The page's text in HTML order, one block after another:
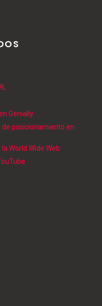
Genially
de posicionamiento en
World Wide Web